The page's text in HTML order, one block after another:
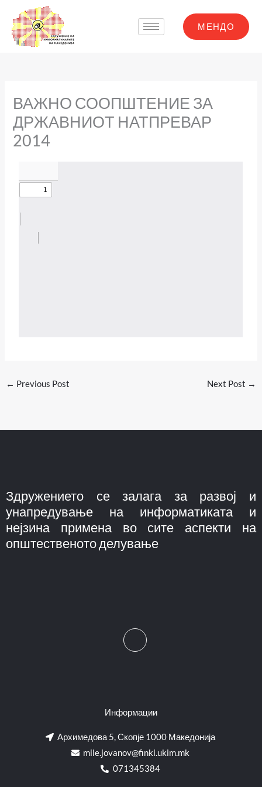
content
МЕНДО
ВАЖНО СООПШТЕНИЕ ЗА
ДРЖАВНИОТ НАТПРЕВАР
2014
← Previous Post Next Post →
Здружението се залага за развој и
унапредување на информатиката и
нејзина примена во сите аспекти на
општественото делување
Информации
Архимедова 5, Скопје 1000 Македонија
mile.jovanov@finki.ukim.mk​
071345384